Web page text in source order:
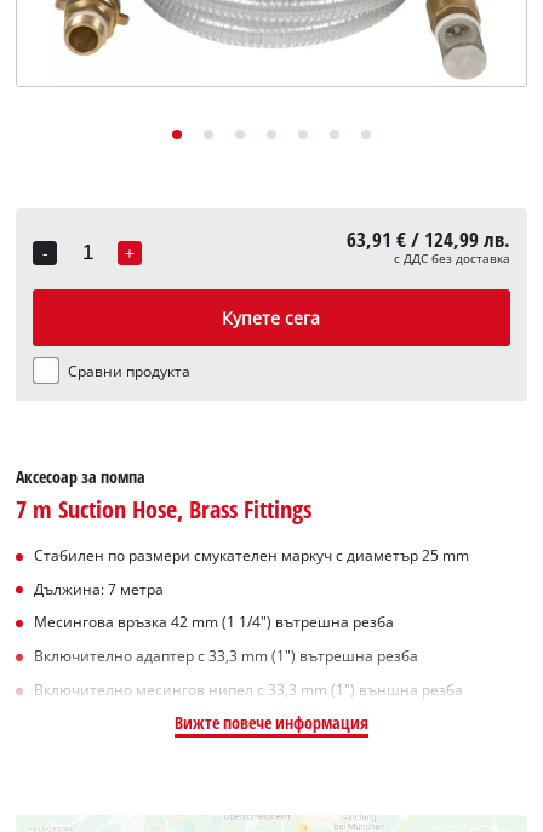
-
Quantity
+ 63,91 € / 124,99 лв.
с ДДС без доставка
Купете сега
Сравни продукта
Аксесоар за помпа
7 m Suction Hose, Brass Fittings
Стабилен по размери смукателен маркуч с диаметър 25 mm
Дължина: 7 метра
Месингова връзка 42 mm (1 1/4") вътрешна резба
Включително адаптер с 33,3 mm (1") вътрешна резба
Включително месингов нипел с 33,3 mm (1") външна резба
Вижте повече информация